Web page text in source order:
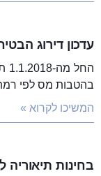
עדכון דירוג הבטיחות
בהטבות מס לפי
המשיכו לקרוא »
בחינות תיאוריה